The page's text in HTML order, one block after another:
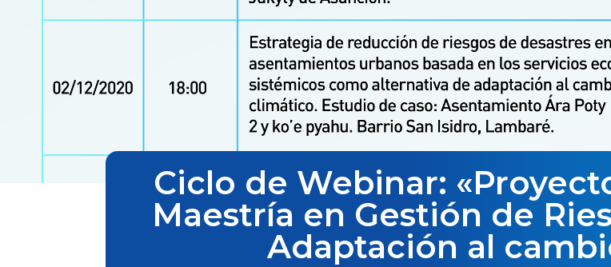
Ciclo de Webinar:
Maestría en Gestión de
Adaptación al